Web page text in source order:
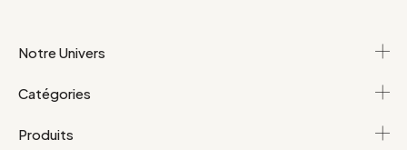
Notre Univers
Catégories
Produits